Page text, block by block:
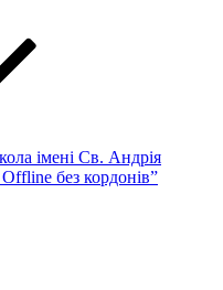
імені Св. Андрія
без кордонів”